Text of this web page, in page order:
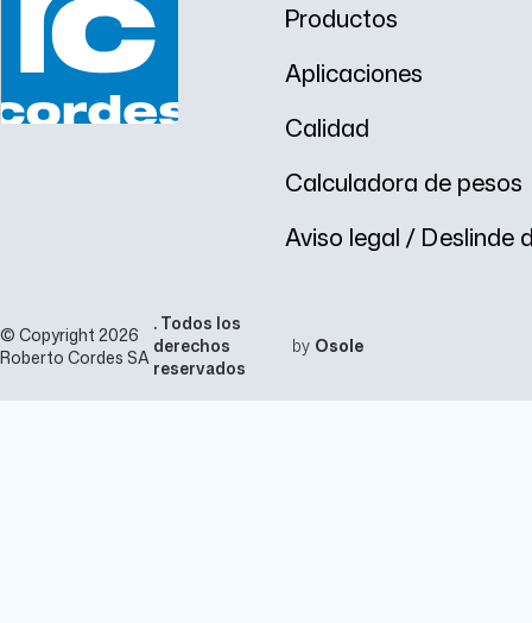
Productos
Aplicaciones
Calidad
Calculadora de pesos
Aviso legal / Deslinde
© Copyright 2026
Roberto Cordes SA
. Todos los
derechos
reservados
by Osole